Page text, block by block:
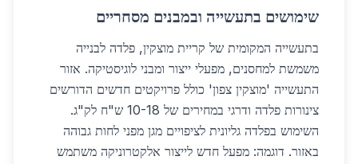
שימושים בתעשייה ובמבנים מסחריים
בתעשייה המקומית של קריית מוצקין, פלדה לבנייה
משמשת למחסנים, מפעלי ייצור ומבני לוגיסטיקה. אזור
התעשייה 'מוצקין צפון' כולל פרויקטים חדשים הדורשים
צינורות פלדה ודרגי במחירים של 10-18 ש"ח לק"ג.
השימוש בפלדה גליונית לציפויים מגן מפני לחות גבוהה
באזור. דוגמה: מפעל חדש לייצור אלקטרוניקה משתמש